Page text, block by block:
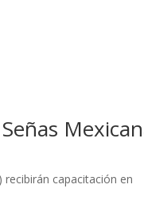
recibirán capacitación en